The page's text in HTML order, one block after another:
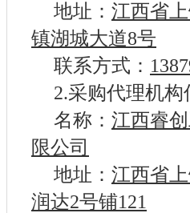
地址： 江西省
镇湖城大道8号
联系方式：
2.采购代理机构
名称： 江西睿
限公司
地址： 江西省
润达2号铺121